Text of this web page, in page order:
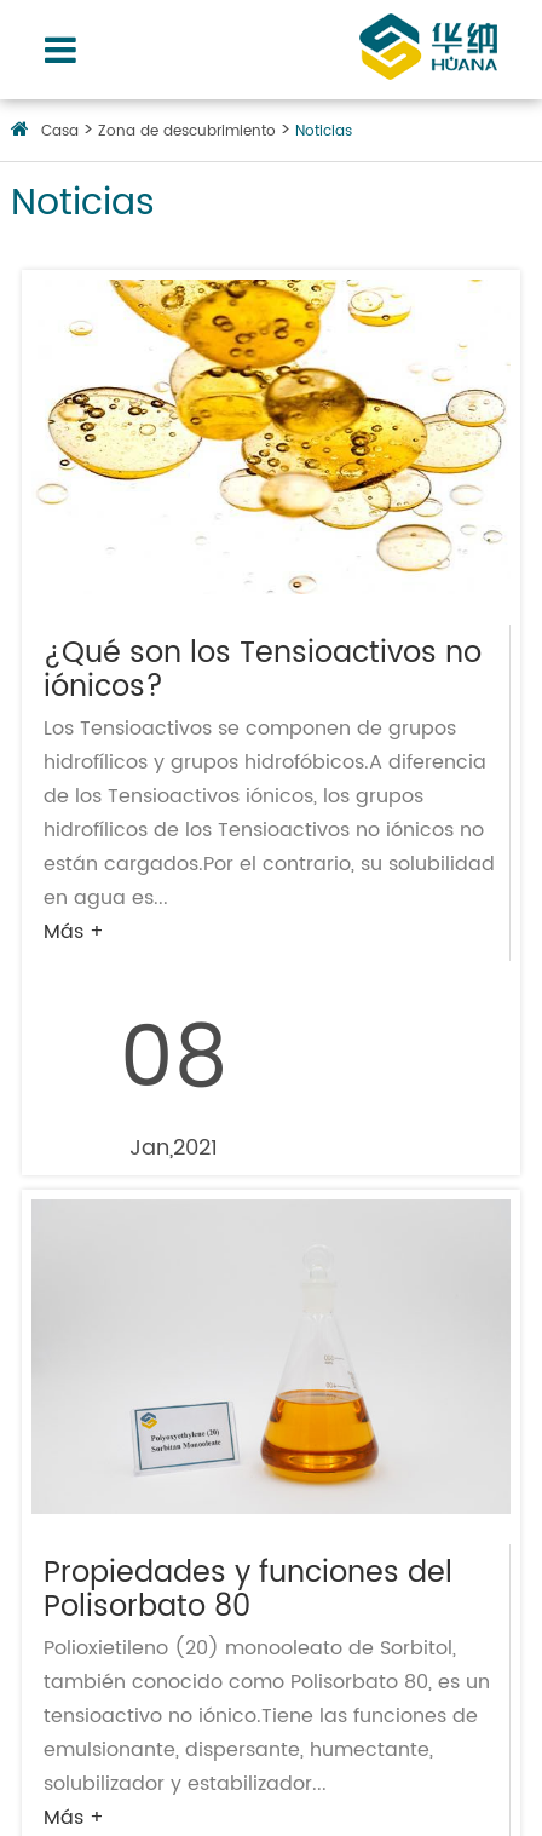
Casa Zona de descubrimiento Noticias
Noticias
¿Qué son los Tensioactivos no
iónicos?
Los Tensioactivos se componen de grupos
hidrofílicos y grupos hidrofóbicos.A diferencia
de los Tensioactivos iónicos, los grupos
hidrofílicos de los Tensioactivos no iónicos no
están cargados.Por el contrario, su solubilidad
en agua es...
Más +
08
Jan,2021
Propiedades y funciones del
Polisorbato 80
Polioxietileno (20) monooleato de Sorbitol,
también conocido como Polisorbato 80, es un
tensioactivo no iónico.Tiene las funciones de
emulsionante, dispersante, humectante,
solubilizador y estabilizador...
Más +